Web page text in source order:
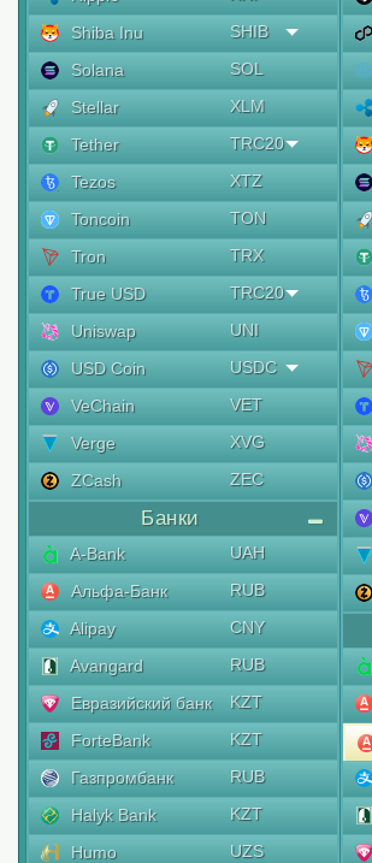
Shiba Inu
SHIB
Solana
SOL
Stellar
XLM
Tether
TRC20
Tezos
XTZ
Toncoin
TON
Tron
TRX
True USD
TRC20
Uniswap
UNI
USD Coin
USDC
VeChain
VET
Verge
XVG
ZCash
ZEC
Банки
A-Bank
UAH
Альфа-Банк
RUB
Alipay
CNY
Avangard
RUB
Евразийский банк
KZT
ForteBank
KZT
Газпромбанк
RUB
Halyk Bank
KZT
Humo
UZS